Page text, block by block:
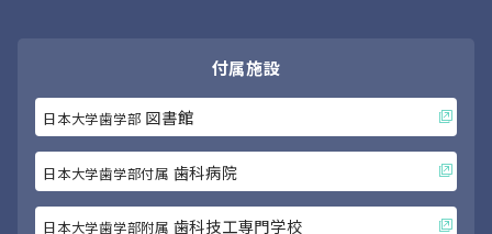
付属施設
日本大学歯学部 図書館
日本大学歯学部付属 歯科病院
日本大学歯学部附属 歯科技工専門学校